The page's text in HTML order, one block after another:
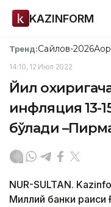
KAZINFORM
Тренд:Сайлов-2026
14:10, 12 Июл 2022
Йил
инфляция 13-
бўлади
NUR-SULTAN.
Миллий банки